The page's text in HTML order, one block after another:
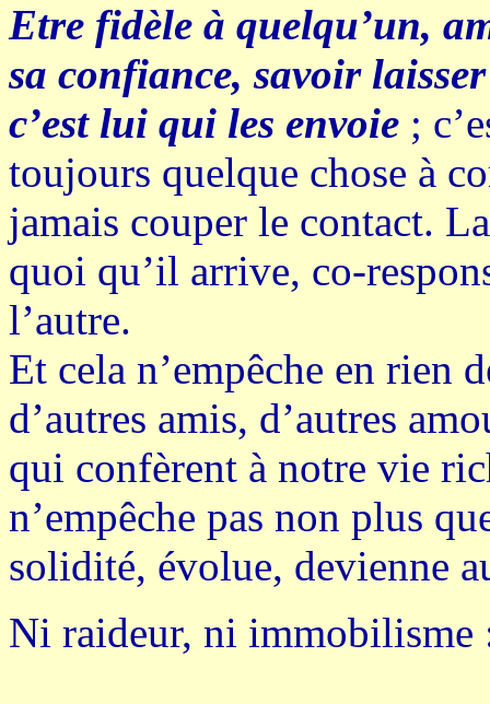
Etre fidèle à quelqu’un,
sa confiance, savoir
c’est lui qui les envoie ;
toujours quelque chose à
jamais couper le contact.
quoi qu’il arrive, co-
l’autre.
Et cela n’empêche en rien
d’autres amis, d’autres
qui confèrent à notre vie
n’empêche pas non plus
solidité, évolue, devienne
Ni raideur, ni